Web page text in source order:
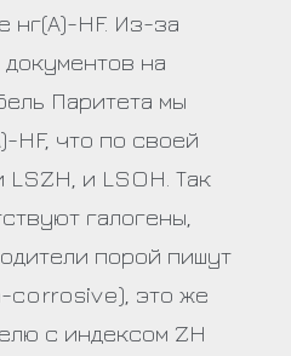
нг(А)-HF. Из-за
на
Паритета мы
HF, что по своей
и LSOH. Так
галогены,
порой пишут
сorrosive), это же
с индексом ZH